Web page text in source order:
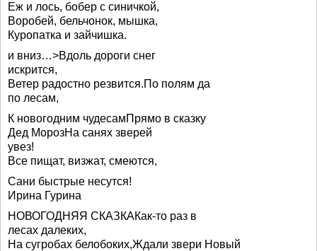
Еж и лось, бобер с синичкой,
Воробей, бельчонок, мышка,
Куропатка и зайчишка.
и вниз…>Вдоль дороги снег
искрится,
Ветер радостно резвится.По полям да
по лесам,
К новогодним чудесамПрямо в сказку
Дед МорозНа санях зверей
увез!
Все пищат, визжат, смеются,
Сани быстрые несутся!
Ирина Гурина
НОВОГОДНЯЯ СКАЗКАКак-то раз в
лесах далеких,
На сугробах белобоких,Ждали звери Новый